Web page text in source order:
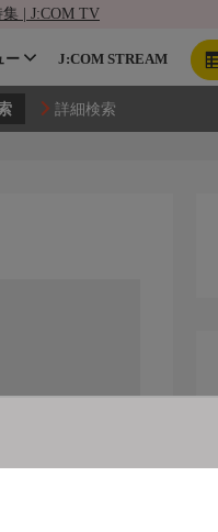
| J:COM TV
ー J:COM STREAM
詳細検索